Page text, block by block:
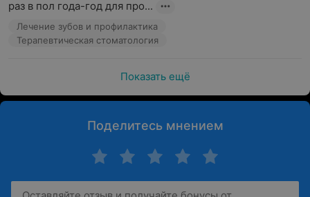
раз в пол года-год для про...
Лечение зубов и профилактика
Терапевтическая стоматология
Показать ещё
Поделитесь мнением